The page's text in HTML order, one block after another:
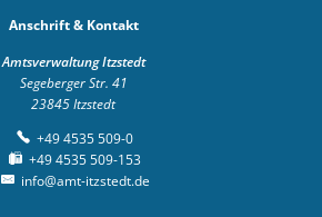
Anschrift & Kontakt
Amtsverwaltung Itzstedt
Segeberger Str. 41
23845Itzstedt
+49 4535 509-0
+49 4535 509-153
info@amt-itzstedt.de